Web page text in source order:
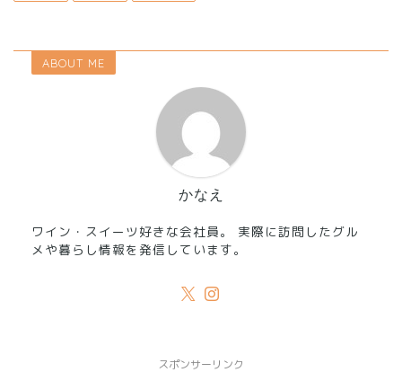
ABOUT ME
かなえ
ワイン・スイーツ好きな会社員。 実際に訪問したグル
メや暮らし情報を発信しています。
スポンサーリンク